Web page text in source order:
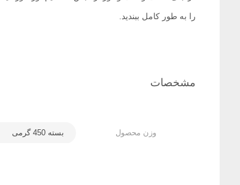
را به طور کامل ببندید.
مشخصات
وزن محصول بسته 450 گرمی